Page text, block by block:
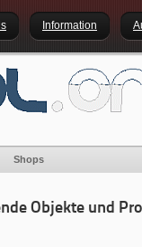
Information
Shops
Objekte und